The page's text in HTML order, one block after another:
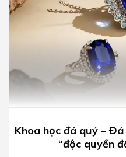
Khoa học đá quý –
“độc quyền